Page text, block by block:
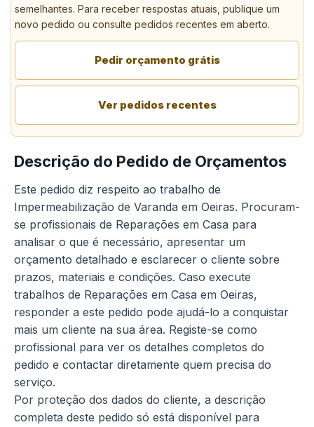
semelhantes. Para receber respostas atuais, publique um
novo pedido ou consulte pedidos recentes em aberto.
Pedir orçamento grátis
Ver pedidos recentes
Descrição do Pedido de Orçamentos
Este pedido diz respeito ao trabalho de
Impermeabilização de Varanda em Oeiras. Procuram-
se profissionais de Reparações em Casa para
analisar o que é necessário, apresentar um
orçamento detalhado e esclarecer o cliente sobre
prazos, materiais e condições. Caso execute
trabalhos de Reparações em Casa em Oeiras,
responder a este pedido pode ajudá-lo a conquistar
mais um cliente na sua área. Registe-se como
profissional para ver os detalhes completos do
pedido e contactar diretamente quem precisa do
serviço.
Por proteção dos dados do cliente, a descrição
completa deste pedido só está disponível para